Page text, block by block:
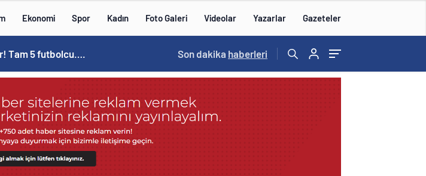
Ekonomi Spor Kadın Foto Galeri Videolar Yazarlar Gazeteler
Tam 5 futbolcu…. 15:21 /
Son dakika haberleri